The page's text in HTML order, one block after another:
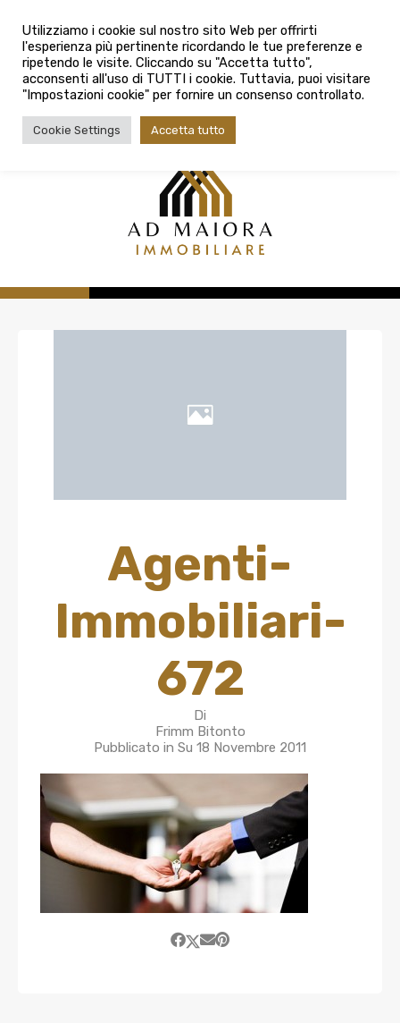
080 3759025
Città
Tipologia contratto
Tipologia contratto
Agenti-
Immobiliari-
672
Di
Frimm Bitonto
Pubblicato in Su 18 Novembre 2011
Utilizziamo i cookie sul nostro sito Web per offrirti
l'esperienza più pertinente ricordando le tue preferenze e
ripetendo le visite. Cliccando su "Accetta tutto",
acconsenti all'uso di TUTTI i cookie. Tuttavia, puoi visitare
"Impostazioni cookie" per fornire un consenso controllato.
Cookie Settings Accetta tutto